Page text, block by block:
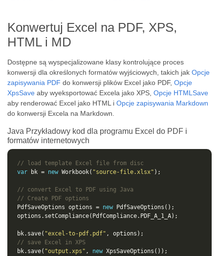
Konwertuj Excel na PDF, XPS,
HTML i MD
Dostępne są wyspecjalizowane klasy kontrolujące proces
konwersji dla określonych formatów wyjściowych, takich jak Opcje
zapisywania PDF do konwersji plików Excel jako PDF, Opcje
XpsSave aby wyeksportować Excela jako XPS, Opcje HTMLSave
aby renderować Excel jako HTML i Opcje zapisywania Markdown
do konwersji Excela na Markdown.
Java Przykładowy kod dla programu Excel do PDF i
formatów internetowych
// load template Excel file from disc
var bk = new Workbook( "source-file.xlsx"
// convert Excel to PDF using Java
// Create PDF options
PdfSaveOptions options = new
bk.save( "excel-to-pdf.pdf"
// save Excel in XPS
bk.save( "output.xps" , new